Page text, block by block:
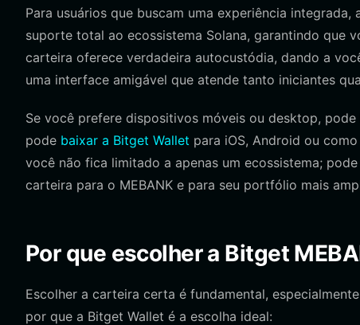
Para usuários que buscam uma experiência
suporte total ao ecossistema Solana, garantindo que
carteira oferece verdadeira autocustódia, dando a
uma interface amigável que atende tanto iniciantes
Se você prefere dispositivos móveis ou desktop,
pode baixar a Bitget Wallet para iOS, Android ou
você não fica limitado a apenas um ecossistema;
carteira para o MEBANK e para seu portfólio mais
Por que escolher a Bitget
Escolher a carteira certa é fundamental,
por que a Bitget Wallet é a escolha ideal: